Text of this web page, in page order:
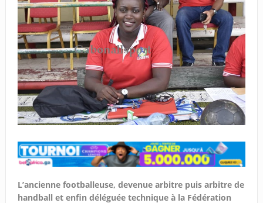
L’ancienne footballeuse, devenue arbitre puis arbitre de
handball et enfin déléguée technique à la Fédération